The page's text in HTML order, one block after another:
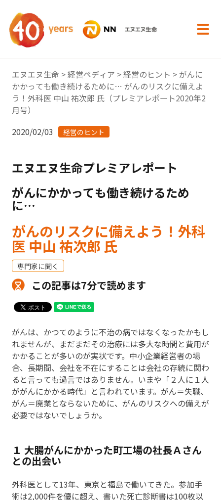
エヌエヌ生命 >経営ペディア >経営のヒント > がんに
かかっても働き続けるために… がんのリスクに備えよ
う！外科医 中山 祐次郎 氏（プレミアレポート2020年2
月号）
2020/02/03
経営のヒント
エヌエヌ生命プレミアレポート
がんにかかっても働き続けるため
に…
がんのリスクに備えよう！外科
医 中山 祐次郎 氏
専門家に聞く
この記事は7分で読めます
がんは、かつてのように不治の病ではなくなったかもし
れませんが、まだまだその治療には多大な時間と費用が
かかることが多いのが実状です。中小企業経営者の場
合、長期間、会社を不在にすることは会社の存続に関わ
ると言っても過言ではありません。いまや「２人に１人
ががんにかかる時代」と言われています。がん＝失職、
がん＝廃業とならないために、がんのリスクへの備えが
必要ではないでしょうか。
１ 大腸がんにかかった町工場の社長Ａさん
との出会い
外科医として13年、東京と福島で働いてきた。参加手
術は2,000件を優に超え、書いた死亡診断書は100枚以